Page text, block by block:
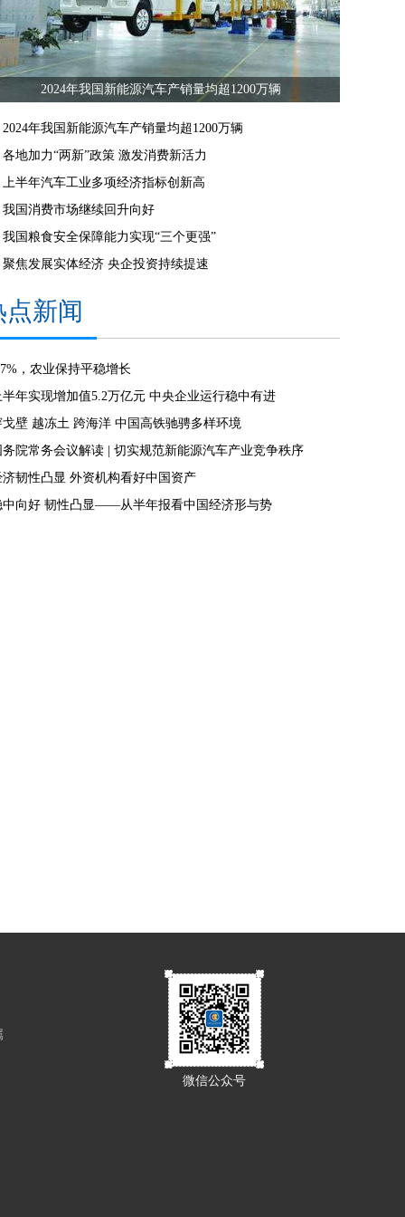
2024年我国新能源汽车产销量均超1200万辆
2024年我国新能源汽车产销量均超1200万辆
各地加力“两新”政策 激发消费新活力
上半年汽车工业多项经济指标创新高
我国消费市场继续回升向好
我国粮食安全保障能力实现“三个更强”
聚焦发展实体经济 央企投资持续提速
点新闻
，农业保持平稳增长
半年实现增加值5.2万亿元 中央企业运行稳中有进
戈壁 越冻土 跨海洋 中国高铁驰骋多样环境
务院常务会议解读 | 切实规范新能源汽车产业竞争秩序
济韧性凸显 外资机构看好中国资产
中向好 韧性凸显——从半年报看中国经济形与势
微信公众号